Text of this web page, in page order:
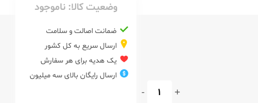
+
-
وضعیت کالا: ناموجود
ضمانت اصالت و سلامت
ارسال سریع به کل کشور
یک هدیه برای هر سفارش
ارسال رایگان بالای سه میلیون